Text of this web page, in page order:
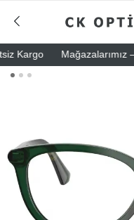
Mağazalarımız –